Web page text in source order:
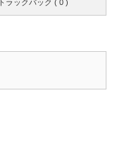
トラックバック ( 0 )